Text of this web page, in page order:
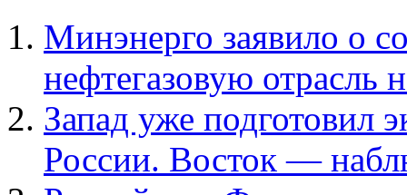
Минэнерго заявило о
нефтегазовую отрасль
Запад уже подготовил
России. Восток —